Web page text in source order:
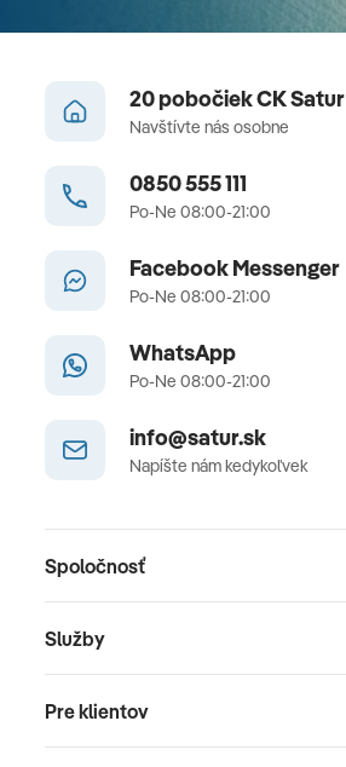
20 pobočiek CK Satur
Navštívte nás osobne
0850 555 111
Po-Ne 08:00-21:00
Facebook Messenger
Po-Ne 08:00-21:00
WhatsApp
Po-Ne 08:00-21:00
info@satur.sk
Napíšte nám kedykoľvek
Spoločnosť
Služby
Pre klientov